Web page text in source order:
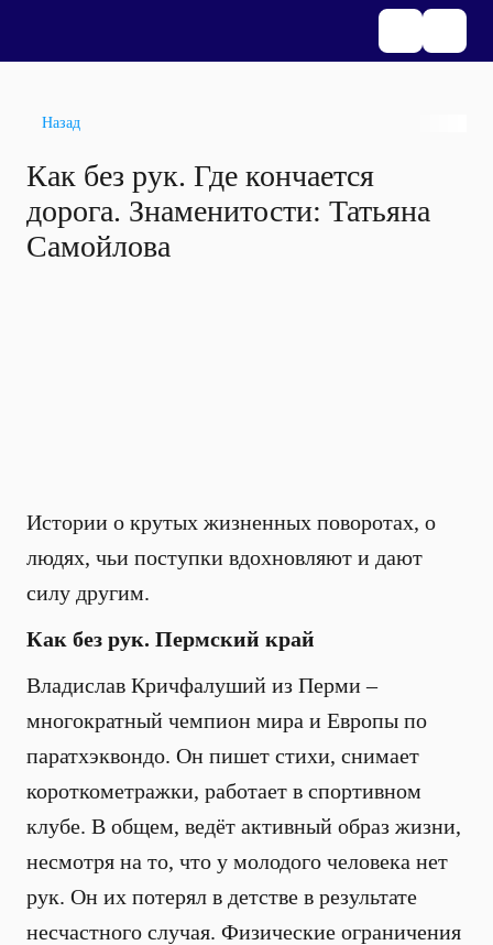
Назад
Как без рук. Где кончается
дорога. Знаменитости: Татьяна
Самойлова
Истории о крутых жизненных поворотах, о
людях, чьи поступки вдохновляют и дают
силу другим.
Как без рук. Пермский край
Владислав Кричфалуший из Перми –
многократный чемпион мира и Европы по
паратхэквондо. Он пишет стихи, снимает
короткометражки, работает в спортивном
клубе. В общем, ведёт активный образ жизни,
несмотря на то, что у молодого человека нет
рук. Он их потерял в детстве в результате
несчастного случая. Физические ограничения